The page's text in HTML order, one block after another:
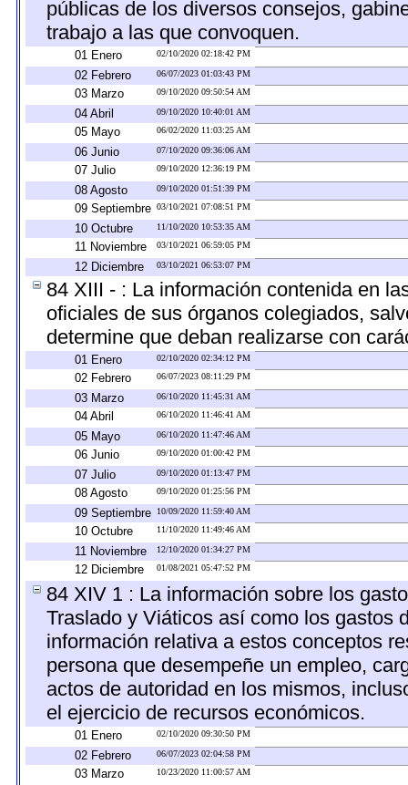
públicas de los diversos consejos,
trabajo a las que convoquen.
01 Enero 02/10/2020 02:18:42 PM
02 Febrero 06/07/2023 01:03:43 PM
03 Marzo 09/10/2020 09:50:54 AM
04 Abril 09/10/2020 10:40:01 AM
05 Mayo 06/02/2020 11:03:25 AM
06 Junio 07/10/2020 09:36:06 AM
07 Julio 09/10/2020 12:36:19 PM
08 Agosto 09/10/2020 01:51:39 PM
09 Septiembre 03/10/2021 07:08:51 PM
10 Octubre 11/10/2020 10:53:35 AM
11 Noviembre 03/10/2021 06:59:05 PM
12 Diciembre 03/10/2021 06:53:07 PM
84 XIII - : La información contenida en
oficiales de sus órganos colegiados,
determine que deban realizarse con
01 Enero 02/10/2020 02:34:12 PM
02 Febrero 06/07/2023 08:11:29 PM
03 Marzo 06/10/2020 11:45:31 AM
04 Abril 06/10/2020 11:46:41 AM
05 Mayo 06/10/2020 11:47:46 AM
06 Junio 09/10/2020 01:00:42 PM
07 Julio 09/10/2020 01:13:47 PM
08 Agosto 09/10/2020 01:25:56 PM
09 Septiembre 10/09/2020 11:59:40 AM
10 Octubre 11/10/2020 11:49:46 AM
11 Noviembre 12/10/2020 01:34:27 PM
12 Diciembre 01/08/2021 05:47:52 PM
84 XIV 1 : La información sobre los
Traslado y Viáticos así como los gastos
información relativa a estos conceptos
persona que desempeñe un empleo,
actos de autoridad en los mismos,
el ejercicio de recursos económicos.
01 Enero 02/10/2020 09:30:50 PM
02 Febrero 06/07/2023 02:04:58 PM
03 Marzo 10/23/2020 11:00:57 AM